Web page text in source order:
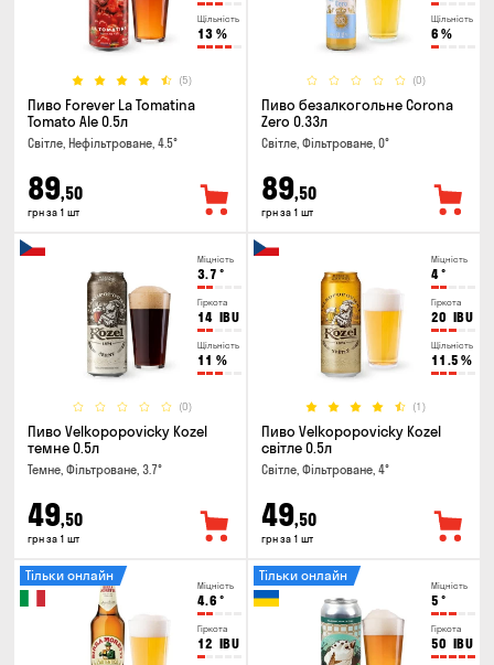
Щільність
13 %
(5)
Пиво Forever La Tomatina
Tomato Ale 0.5л
Світле, Нефільтроване, 4.5°
89,50
грн за 1 шт
Щільність
6 %
(0)
Пиво безалкогольне Corona
Zero 0.33л
Світле, Фільтроване, 0°
89,50
грн за 1 шт
Міцність
3.7 °
Гіркота
14 IBU
Щільність
11 %
(0)
Пиво Velkopopovicky Kozel
темне 0.5л
Темне, Фільтроване, 3.7°
49,50
грн за 1 шт
Міцність
4°
Гіркота
20 IBU
Щільність
11.5 %
(1)
Пиво Velkopopovicky Kozel
світле 0.5л
Світле, Фільтроване, 4°
49,50
грн за 1 шт
Міцність
4.6 °
Гіркота
12 IBU
Тільки онлайн
Міцність
5 °
Гіркота
50 IBU
Тільки онлайн